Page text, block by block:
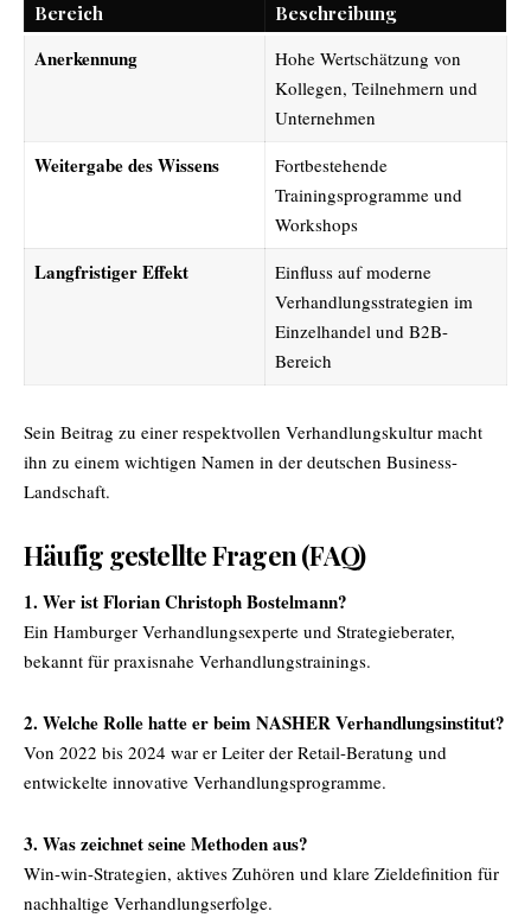
Bereich Beschreibung
Anerkennung
Hohe Wertschätzung von
Kollegen, Teilnehmern und
Unternehmen
Weitergabe des Wissens
Fortbestehende
Trainingsprogramme und
Workshops
Langfristiger Effekt
Einfluss auf moderne
Verhandlungsstrategien im
Einzelhandel und B2B-
Bereich
Sein Beitrag zu einer respektvollen Verhandlungskultur macht
ihn zu einem wichtigen Namen in der deutschen Business-
Landschaft.
Häufig gestellte Fragen (FAQ)
1. Wer ist Florian Christoph Bostelmann?
Ein Hamburger Verhandlungsexperte und Strategieberater,
bekannt für praxisnahe Verhandlungstrainings.
2. Welche Rolle hatte er beim NASHER Verhandlungsinstitut?
Von 2022 bis 2024 war er Leiter der Retail-Beratung und
entwickelte innovative Verhandlungsprogramme.
3. Was zeichnet seine Methoden aus?
Win-win-Strategien, aktives Zuhören und klare Zieldefinition für
nachhaltige Verhandlungserfolge.